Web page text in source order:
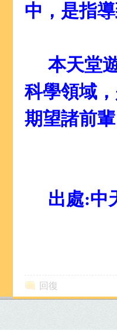
中，是指
本天堂遊
科學領域
期望諸前
出處:中
回復